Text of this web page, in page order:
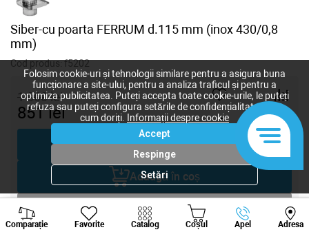
Siber-cu poarta FERRUM d.115 mm (inox 430/0,8
mm)
Cod produs:f5202
1 060lei
851lei - +
Cumpără acum
Adaugă în coș
Negociază
Comparație Favorite Catalog Coșul Apel Adresa
Viber Whatsapp
Folosim cookie-uri și tehnologii similare pentru a asigura buna
funcționare a site-ului, pentru a analiza traficul și pentru a
optimiza publicitatea. Puteți accepta toate cookie-urile, le puteți
refuza sau puteți configura setările de confidențialitate după
cum doriți.
Informații despre cookie
Accept
Respinge
Setări